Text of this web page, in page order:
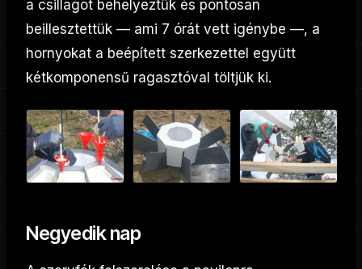
a csillagot behelyeztük és pontosan
beillesztettük — ami 7 órát vett igénybe —, a
hornyokat a beépített szerkezettel együtt
kétkomponensű ragasztóval töltjük ki.
Negyedik nap